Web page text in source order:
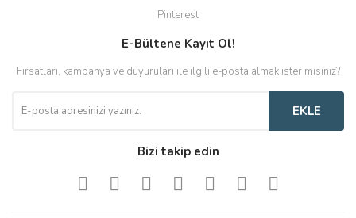
Pinterest
E-Bültene Kayıt Ol!
Fırsatları, kampanya ve duyuruları ile ilgili e-posta almak ister misiniz?
EKLE
Bizi takip edin